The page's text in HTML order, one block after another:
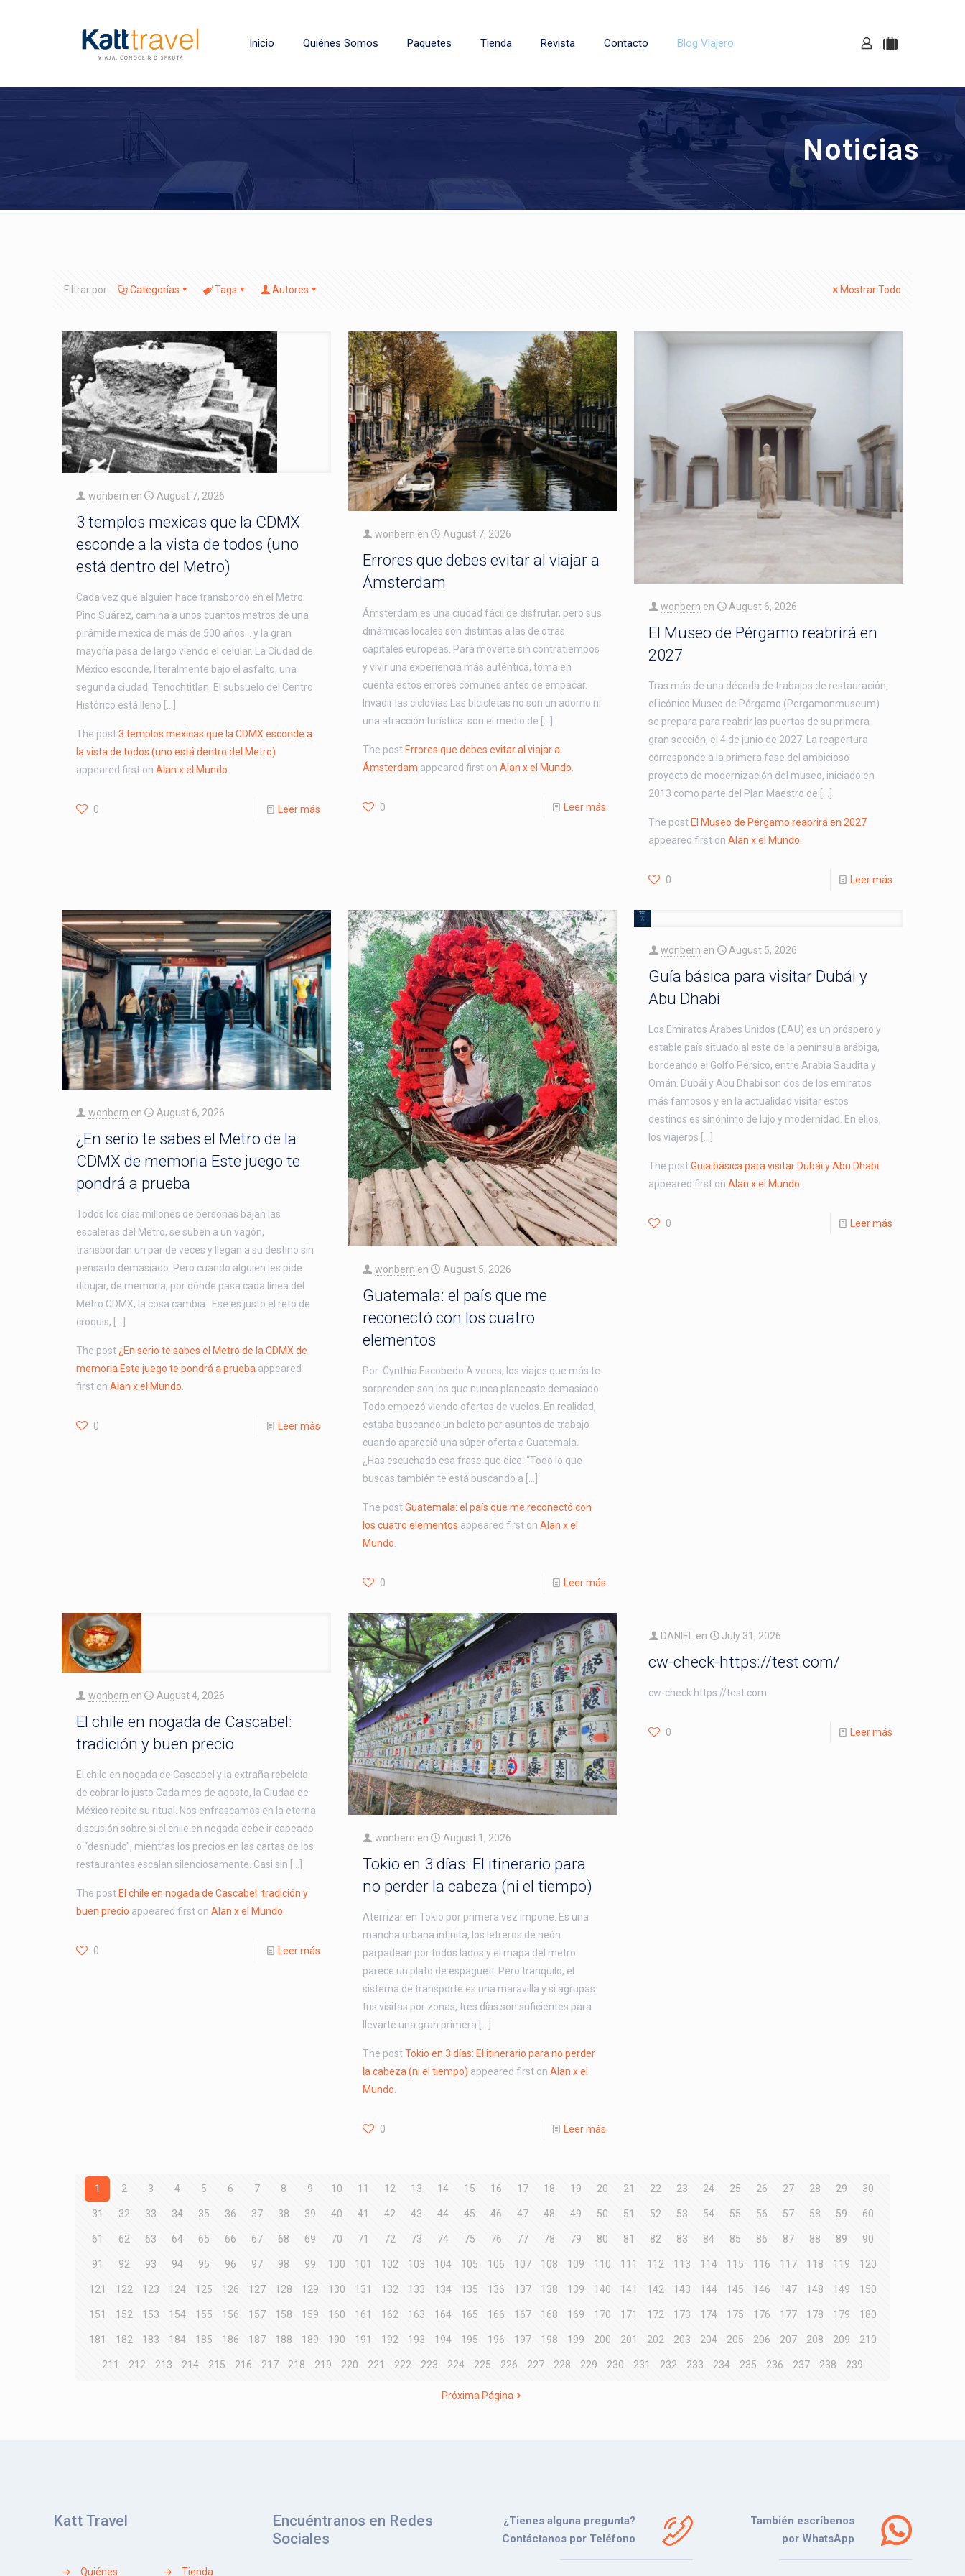
Inicio Quiénes Somos Paquetes Tienda Revista Contacto Blog Viajero
Noticias
Filtrar por Categorías Tags Autores Mostrar Todo
wonbern en August 7, 2026
3 templos mexicas que la CDMX
esconde a la vista de todos (uno
está dentro del Metro)
Cada vez que alguien hace transbordo en el Metro
Pino Suárez, camina a unos cuantos metros de una
pirámide mexica de más de 500 años… y la gran
mayoría pasa de largo viendo el celular. La Ciudad de
México esconde, literalmente bajo el asfalto, una
segunda ciudad: Tenochtitlan. El subsuelo del Centro
Histórico está lleno […]
The post3 templos mexicas que la CDMX esconde a
la vista de todos (uno está dentro del Metro)
appeared first on Alan x el Mundo
0 Leer más
wonbern en August 7, 2026
Errores que debes evitar al viajar a
Ámsterdam
Ámsterdam es una ciudad fácil de disfrutar, pero sus
dinámicas locales son distintas a las de otras
capitales europeas. Para moverte sin contratiempos
y vivir una experiencia más auténtica, toma en
cuenta estos errores comunes antes de empacar.
Invadir las ciclovías Las bicicletas no son un adorno ni
una atracción turística: son el medio de […]
The post Errores que debes evitar al viajar a
Ámsterdam appeared first on Alan x el Mundo.
0 Leer más
wonbern en August 6, 2026
El Museo de Pérgamo reabrirá en
2027
Tras más de una década de trabajos de restauración,
el icónico Museo de Pérgamo (Pergamonmuseum)
se prepara para reabrir las puertas de su primera
gran sección, el 4 de junio de 2027. La reapertura
corresponde a la primera fase del ambicioso
proyecto de modernización del museo, iniciado en
2013 como parte del Plan Maestro de […]
The post El Museo de Pérgamo reabrirá en 2027
appeared first onAlan x el Mundo.
0 Leer más
wonbern en August 6, 2026
¿En serio te sabes el Metro de la
CDMX de memoria Este juego te
pondrá a prueba
Todos los días millones de personas bajan las
escaleras del Metro, se suben a un vagón,
transbordan un par de veces y llegan a su destino sin
pensarlo demasiado. Pero cuando alguien les pide
dibujar, de memoria, por dónde pasa cada línea del
Metro CDMX, la cosa cambia. Ese es justo el reto de
croquis, […]
The post ¿En serio te sabes el Metro de la CDMX de
memoria Este juego te pondrá a prueba appeared
first on Alan x el Mundo
0 Leer más
wonbern en August 5, 2026
Guatemala: el país que me
reconectó con los cuatro
elementos
Por: Cynthia Escobedo A veces, los viajes que más te
sorprenden son los que nunca planeaste demasiado.
Todo empezó viendo ofertas de vuelos. En realidad,
estaba buscando un boleto por asuntos de trabajo
cuando apareció una súper oferta a Guatemala.
¿Has escuchado esa frase que dice: “Todo lo que
buscas también te está buscando a […]
The postGuatemala: el país que me reconectó con
los cuatro elementos appeared first on Alan x el
Mundo
0 Leer más
wonbern en August 5, 2026
Guía básica para visitar Dubái y
Abu Dhabi
Los Emiratos Árabes Unidos (EAU) es un próspero y
estable país situado al este de la península arábiga,
bordeando el Golfo Pérsico, entre Arabia Saudita y
Omán. Dubái y Abu Dhabi son dos de los emiratos
más famosos y en la actualidad visitar estos
destinos es sinónimo de lujo y modernidad. En ellos,
los viajeros […]
The postGuía básica para visitar Dubái y Abu Dhabi
appeared first onAlan x el Mundo.
0 Leer más
wonbern en August 4, 2026
El chile en nogada de Cascabel:
tradición y buen precio
El chile en nogada de Cascabel y la extraña rebeldía
de cobrar lo justo Cada mes de agosto, la Ciudad de
México repite su ritual. Nos enfrascamos en la eterna
discusión sobre si el chile en nogada debe ir capeado
o “desnudo”, mientras los precios en las cartas de los
restaurantes escalan silenciosamente. Casi sin […]
The post El chile en nogada de Cascabel: tradición y
buen precio appeared first on Alan x el Mundo
0 Leer más
wonbern en August 1, 2026
Tokio en 3 días: El itinerario para
no perder la cabeza (ni el tiempo)
Aterrizar en Tokio por primera vez impone. Es una
mancha urbana infinita, los letreros de neón
parpadean por todos lados y el mapa del metro
parece un plato de espagueti. Pero tranquilo, el
sistema de transporte es una maravilla y si agrupas
tus visitas por zonas, tres días son suficientes para
llevarte una gran primera […]
The postTokio en 3 días: El itinerario para no perder
la cabeza (ni el tiempo) appeared first on Alan x el
Mundo
0 Leer más
DANIEL en July 31, 2026
cw-check-https://test.com/
cw-check https://test.com
0 Leer más
1 2 3 4 5 6 7 8 9 10 11 12 13 14 15 16 17 18 19 20 21 22 23 24 25 26 27 28 29 30
31 32 33 34 35 36 37 38 39 40 41 42 43 44 45 46 47 48 49 50 51 52 53 54 55 56 57 58 59 60
61 62 63 64 65 66 67 68 69 70 71 72 73 74 75 76 77 78 79 80 81 82 83 84 85 86 87 88 89 90
91 92 93 94 95 96 97 98 99 100 101 102 103 104 105 106 107 108 109 110 111 112 113 114 115 116 117 118 119 120
121 122 123 124 125 126 127 128 129 130 131 132 133 134 135 136 137 138 139 140 141 142 143 144 145 146 147 148 149 150
151 152 153 154 155 156 157 158 159 160 161 162 163 164 165 166 167 168 169 170 171 172 173 174 175 176 177 178 179 180
181 182 183 184 185 186 187 188 189 190 191 192 193 194 195 196 197 198 199 200 201 202 203 204 205 206 207 208 209 210
211 212 213 214 215 216 217 218 219 220 221 222 223 224 225 226 227 228 229 230 231 232 233 234 235 236 237 238 239
Próxima Página
Katt Travel
→ Quiénes → Tienda
Encuéntranos en Redes
Sociales
¿Tienes alguna pregunta?
Contáctanos por Teléfono
También escríbenos
por WhatsApp